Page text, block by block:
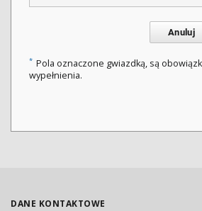
Anuluj
* Pola oznaczone gwiazdką, są
wypełnienia.
DANE KONTAKTOWE